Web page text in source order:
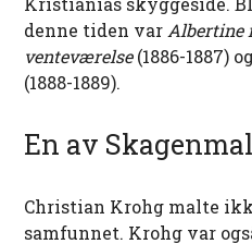
denne tiden var Albertine
venteværelse(1886-1887)
(1888-1889).
En av
Christian Krohg malte
samfunnet. Krohg var